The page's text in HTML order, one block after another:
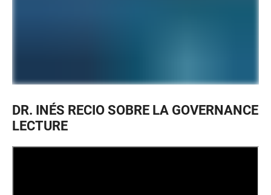
DR. INÉS RECIO SOBRE LA GOVERNANCE
LECTURE